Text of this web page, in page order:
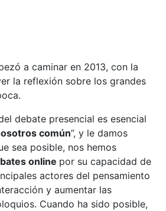
a caminar en 2013, con la
la reflexión sobre los grandes
debate presencial es esencial
común”, y le damos
sea posible, nos hemos
online por su capacidad de
actores del pensamiento
y aumentar las
Cuando ha sido posible,